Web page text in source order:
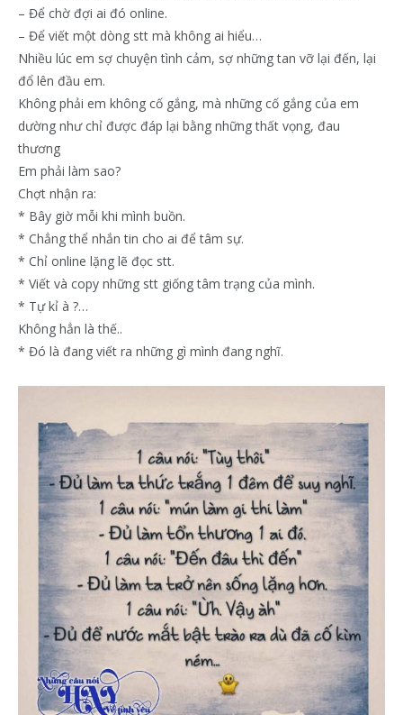
– Để chờ đợi ai đó online.
– Để viết một dòng stt mà không ai hiểu…
Nhiều lúc em sợ chuyện tình cảm, sợ những tan vỡ lại đến, lại
đổ lên đầu em.
Không phải em không cố gắng, mà những cố gắng của em
dường như chỉ được đáp lại bằng những thất vọng, đau
thương
Em phải làm sao?
Chợt nhận ra:
* Bây giờ mỗi khi mình buồn.
* Chẳng thể nhắn tin cho ai để tâm sự.
* Chỉ online lặng lẽ đọc stt.
* Viết và copy những stt giống tâm trạng của mình.
* Tự kỉ à ?…
Không hẳn là thế..
* Đó là đang viết ra những gì mình đang nghĩ.